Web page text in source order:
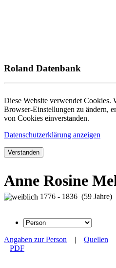
Roland Datenbank
Diese Website verwendet Cookies.
Browser-Einstellungen zu ändern,
von Cookies einverstanden.
Datenschutzerklärung anzeigen
Verstanden
Anne Rosine
1776 - 1836 (59 Jahre)
Angaben zur Person | Quellen
PDF